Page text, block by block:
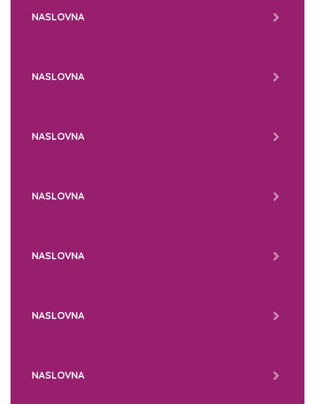
NASLOVNA
NASLOVNA
NASLOVNA
NASLOVNA
NASLOVNA
NASLOVNA
NASLOVNA